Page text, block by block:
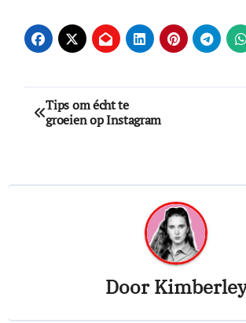
Bericht
navigatie
Tips om écht te
groeien op Instagram
Door